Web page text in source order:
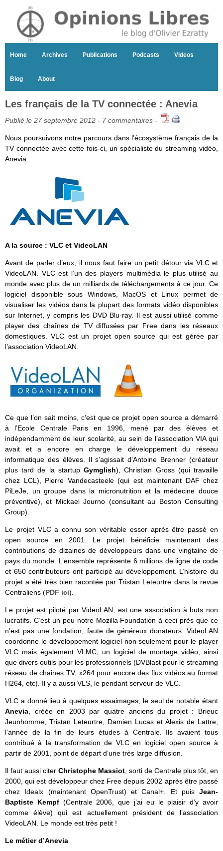
Home Archives Publications Podcasts Videos
Blog About
Les français de la TV connectée : Anevia
Publié le 27 septembre 2012 - 7 commentaires -
Nous poursuivons notre parcours dans l’écosystème français de la
TV connectée avec cette fois-ci, un spécialiste du streaming vidéo,
Anevia.
A la source : VLC et VideoLAN
Avant de parler d’eux, il nous faut faire un petit détour via VLC et
VideoLAN. VLC est l’un des players multimédia le plus utilisé au
monde avec plus de un milliards de téléchargements à ce jour. Ce
logiciel disponible sous Windows, MacOS et Linux permet de
visualiser les vidéos dans la plupart des formats vidéo disponibles
sur Internet, y compris les DVD Blu-ray. Il est aussi utilisé comme
player des chaînes de TV diffusées par Free dans les réseaux
domestiques. VLC est un projet open source qui est gérée par
l’association VideoLAN.
Ce que l’on sait moins, c’est que ce projet open source a démarré
à l’Ecole Centrale Paris en 1996, mené par des élèves et
indépendamment de leur scolarité, au sein de l’association VIA qui
avait et a encore en charge le développement du réseau
informatique des élèves. Il s’agissait d’Antoine Brenner (créateur
plus tard de la startupGymglish), Christian Gross (qui travaille
chez LCL), Pierre Vandecasteele (qui est maintenant DAF chez
PiLeJe, un groupe dans la micronutrition et la médecine douce
préventive), et Mickael Journo (consultant au Boston Consulting
Group).
Le projet VLC a connu son véritable essor après être passé en
open source en 2001. Le projet bénéficie maintenant des
contributions de dizaines de développeurs dans une vingtaine de
pays du monde. L’ensemble représente 6 millions de ligne de code
et 650 contributeurs ont participé au développement. L’histoire du
projet a été très bien racontée par Tristan Leteurtre dans la revue
Centraliens (PDF ici).
Le projet est piloté par VideoLAN, est une association à buts non
lucratifs. C’est un peu notre Mozilla Foundation à ceci près que ce
n’est pas une fondation, faute de généreux donateurs. VideoLAN
coordonne le développement logiciel non seulement pour le player
VLC mais également VLMC, un logiciel de montage vidéo, ainsi
que divers outils pour les professionnels (DVBlast pour le streaming
réseau de chaines TV, x264 pour encore des flux vidéos au format
H264, etc). Il y a aussi VLS, le pendant serveur de VLC.
VLC a donné lieu à quelques essaimages, le seul de notable étant
Anevia , créée en 2003 par quatre anciens du projet : Brieuc
Jeunhomme, Tristan Leteurtre, Damien Lucas et Alexis de Lattre,
l’année de la fin de leurs études à Centrale. Ils avaient tous
contribué à la transformation de VLC en logiciel open source à
partir de 2001, point de départ d’une très large diffusion.
Il faut aussi citer Christophe Massiot , sorti de Centrale plus tôt, en
2000, qui est développeur chez Free depuis 2002 après être passé
chez Idealx (maintenant OpenTrust) et Canal+. Et puis Jean-
Baptiste Kempf (Centrale 2006, que j’ai eu le plaisir d’y avoir
comme élève) qui est actuellement président de l’association
VideoLAN. Le monde est très petit !
Le métier d’Anevia